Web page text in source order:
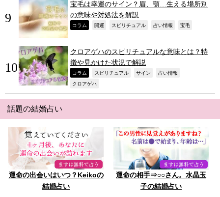
宝毛は幸運のサイン？眉、顎…生える場所別
の意味や対処法を解説
コラム 開運 スピリチュアル 占い情報 宝毛
クロアゲハのスピリチュアルな意味とは？特
徴や見かけた状況で解説
コラム スピリチュアル サイン 占い情報
クロアゲハ
話題の結婚占い
運命の出会いはいつ？Keikoの
結婚占い
運命の相手⇒○○さん。水晶玉
子の結婚占い